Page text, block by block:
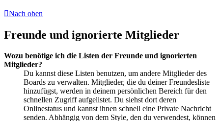
Nach oben
Freunde und ignorierte Mitglieder
Wozu benötige ich die Listen der Freunde und ignorierten
Mitglieder?
Du kannst diese Listen benutzen, um andere Mitglieder des
Boards zu verwalten. Mitglieder, die du deiner Freundesliste
hinzufügst, werden in deinem persönlichen Bereich für den
schnellen Zugriff aufgelistet. Du siehst dort deren
Onlinestatus und kannst ihnen schnell eine Private Nachricht
senden. Abhängig von dem Style, den du verwendest, können